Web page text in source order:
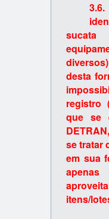
desta
registro
que se
se tratar
em sua
itens/